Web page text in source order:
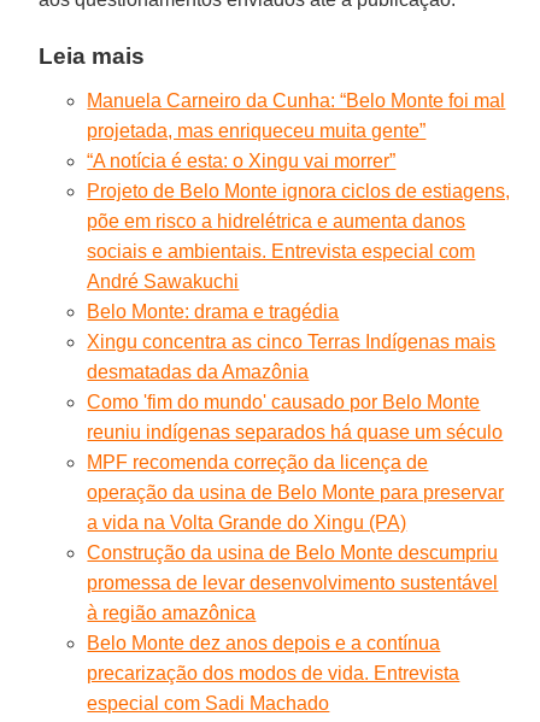
Leia mais
Manuela Carneiro da Cunha: “Belo Monte foi mal
projetada, mas enriqueceu muita gente”
“A notícia é esta: o Xingu vai morrer”
Projeto de Belo Monte ignora ciclos de estiagens,
põe em risco a hidrelétrica e aumenta danos
sociais e ambientais. Entrevista especial com
André Sawakuchi
Belo Monte: drama e tragédia
Xingu concentra as cinco Terras Indígenas mais
desmatadas da Amazônia
Como 'fim do mundo' causado por Belo Monte
reuniu indígenas separados há quase um século
MPF recomenda correção da licença de
operação da usina de Belo Monte para preservar
a vida na Volta Grande do Xingu (PA)
Construção da usina de Belo Monte descumpriu
promessa de levar desenvolvimento sustentável
à região amazônica
Belo Monte dez anos depois e a contínua
precarização dos modos de vida. Entrevista
especial com Sadi Machado